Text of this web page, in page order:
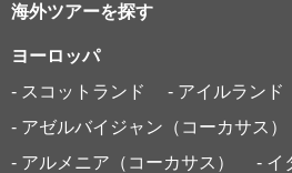
海外ツアーを探す
ヨーロッパ
- スコットランド
- アイルランド
- アゼルバイジャン（コーカサス）
- アルメニア（コーカサス）
- イ